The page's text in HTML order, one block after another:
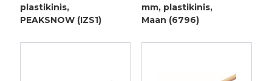
plastikinis,
PEAKSNOW (IZS1)
mm, plastikinis,
Maan (6796)